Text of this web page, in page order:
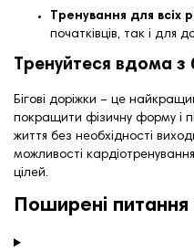
Тренування для всіх
початківців, так і для
Тренуйтеся вдома з
Бігові доріжки – це
покращити фізичну форму і
життя без необхідності
можливості
цілей.
Поширені питання